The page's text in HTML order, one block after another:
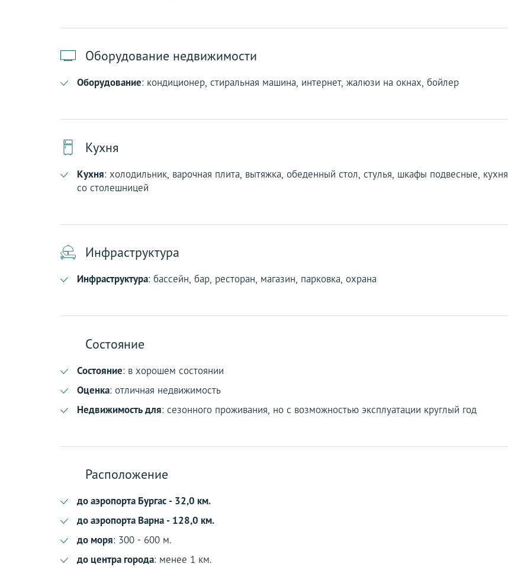
Оборудование недвижимости
Оборудование: кондиционер, стиральная машина, интернет, жалюзи на окнах, бойлер
Кухня
Кухня: холодильник, варочная плита, вытяжка, обеденный стол, стулья, шкафы подвесные, кухня
со столешницей
Инфраструктура
Инфраструктура: бассейн, бар, ресторан, магазин, парковка, охрана
Состояние
Состояние: в хорошем состоянии
Оценка: отличная недвижимость
Недвижимость для: сезонного проживания, но с возможностью эксплуатации круглый год
Расположение
до аэропорта Бургас - 32,0 км.
до аэропорта Варна - 128,0 км.
до моря: 300 - 600 м.
до центра города: менее 1 км.